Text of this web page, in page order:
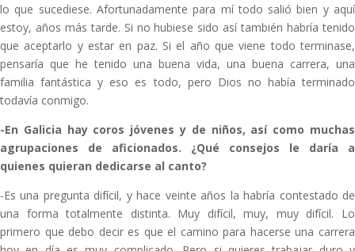
lo que sucediese. Afortunadamente para mí todo salió bien y aquí
estoy, años más tarde. Si no hubiese sido así también habría tenido
que aceptarlo y estar en paz. Si el año que viene todo terminase,
pensaría que he tenido una buena vida, una buena carrera, una
familia fantástica y eso es todo, pero Dios no había terminado
todavía conmigo.
-En Galicia hay coros jóvenes y de niños, así como muchas
agrupaciones de aficionados. ¿Qué consejos le daría a
quienes quieran dedicarse al canto?
-Es una pregunta difícil, y hace veinte años la habría contestado de
una forma totalmente distinta. Muy difícil, muy, muy difícil. Lo
primero que debo decir es que el camino para hacerse una carrera